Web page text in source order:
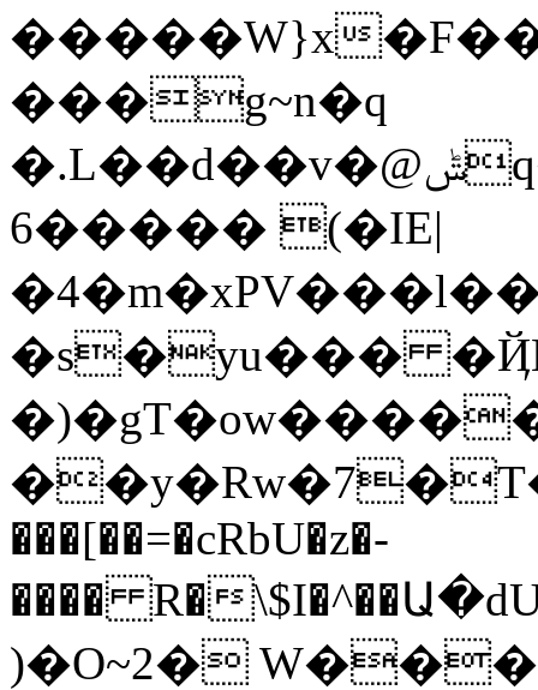
�����W}x
���g~n�q
�.L��d��v�@ݰq�.�֗*�T+�.�,����յt�
6����� (�IE|
�s�yu���
���[��=�cRbU�z�-
���� R�
)�O~2�